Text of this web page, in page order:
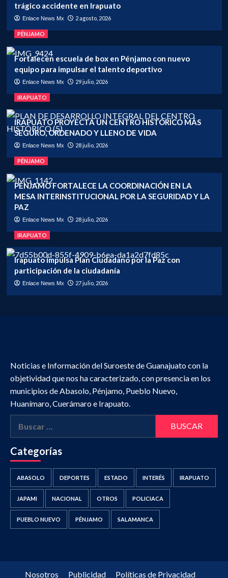
trágico accidente en Irapuato
Enlace News Mx 2 agosto, 2026
PÉNJAMO
Fortalecen escuela de box en Pénjamo con nuevo
equipo para impulsar el talento deportivo
Enlace News Mx 29 julio, 2026
IRAPUATO
IRAPUATO PROYECTA UN CENTRO HISTÓRICO MÁS
SEGURO, ORDENADO Y LLENO DE VIDA
Enlace News Mx 28 julio, 2026
PÉNJAMO
PÉNJAMO FORTALECE LA COORDINACIÓN EN LA
MESA INTERINSTITUCIONAL POR LA SEGURIDAD Y LA
PAZ
Enlace News Mx 28 julio, 2026
IRAPUATO
Irapuato impulsa Plan Ciudadano por la Paz con
participación de la ciudadanía
Enlace News Mx 27 julio, 2026
Noticias e Información del Suroeste de Guanajuato con la
objetividad que nos ha caracterizado, con presencia en los
municipios de Abasolo, Pénjamo, Pueblo Nuevo,
Huanímaro, Cuerámaro e Irapuato.
Categorías
ABASOLO DEPORTES ESTADO INTERÉS IRAPUATO
JAPAMI NACIONAL OTROS POLICIACA
PUEBLO NUEVO PÉNJAMO SALAMANCA
Nosotros Publicidad Políticas de Privacidad